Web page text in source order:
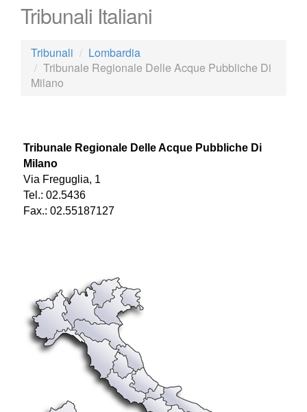
Tribunali Italiani
Tribunali
Lombardia
Tribunale Regionale Delle Acque Pubbliche Di
Milano
Tribunale Regionale Delle Acque Pubbliche Di
Milano
Via Freguglia, 1
Tel.: 02.5436
Fax.: 02.55187127